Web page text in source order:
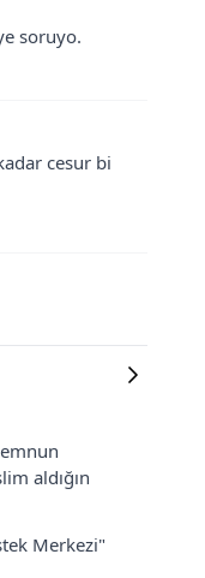
soruyo.
cesur bi
aldığın
Merkezi"